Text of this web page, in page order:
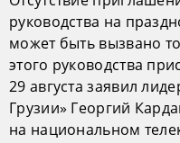
руководства на
может быть вызвано
этого руководства
29 августа заявил
Грузии» Георгий
на национальном